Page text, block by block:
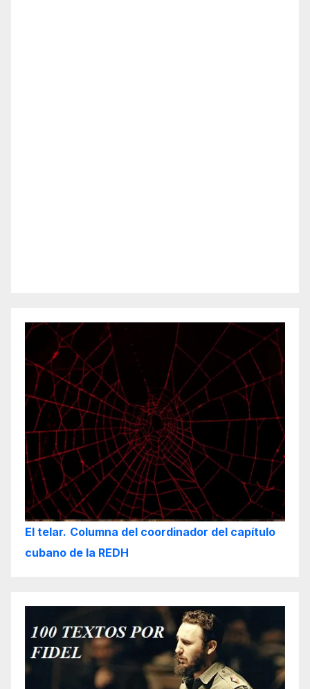
El telar. Columna del coordinador del capítulo
cubano de la REDH